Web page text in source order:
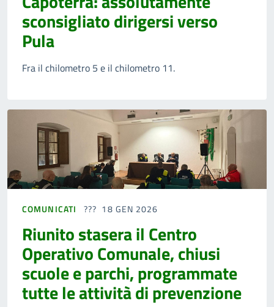
sconsigliato dirigersi verso
Pula
Fra il chilometro 5 e il chilometro 11.
COMUNICATI 18 GEN 2026
Riunito stasera il Centro
Operativo Comunale, chiusi
scuole e parchi, programmate
tutte le attività di prevenzione